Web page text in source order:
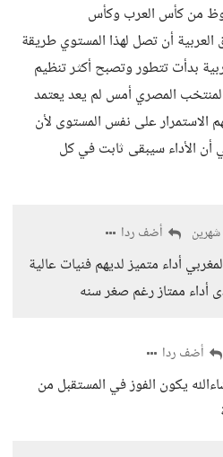
من كأس العرب وكأس
العربية أن تصل لهذا المستوي طريقة
بدأت تتطور وتصبح أكثر تنظيم
المصري أمس لم يعد يعتمد
الاستمرار على نفس المستوى لأن
أن الأداء سيبقى ثابت في كل
أضف ردا
أداء متميز لديهم فنيات عالية
ممتاز رغم صغر سنه
أضف ردا
يكون الفوز في المستقبل من